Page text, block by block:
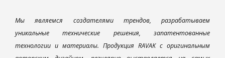
Мы являемся создателями трендов, разрабатываем
уникальные технические решения, запатентованные
технологии и материалы. Продукция RAVAK с оригинальным